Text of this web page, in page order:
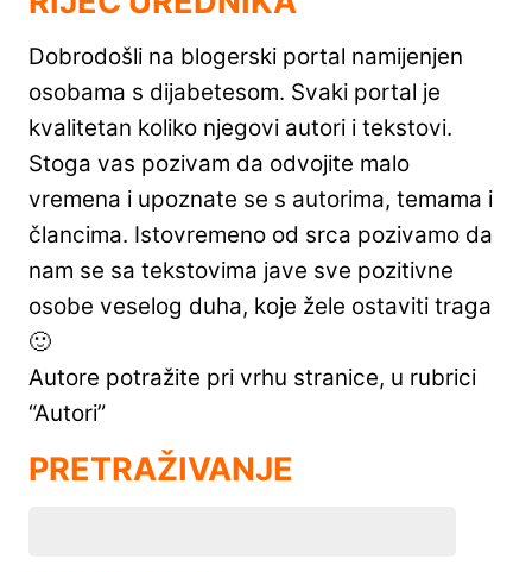
Dobrodošli na blogerski portal namijenjen
osobama s dijabetesom. Svaki portal je
kvalitetan koliko njegovi autori i tekstovi.
Stoga vas pozivam da odvojite malo
vremena i upoznate se s autorima, temama i
člancima. Istovremeno od srca pozivamo da
nam se sa tekstovima jave sve pozitivne
osobe veselog duha, koje žele ostaviti traga
🙂
Autore potražite pri vrhu stranice, u rubrici
“Autori”
PRETRAŽIVANJE